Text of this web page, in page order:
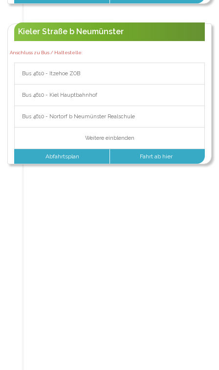
Kieler Straße b Neumünster
Anschluss zu Bus / Haltestelle:
Bus 4610 - Itzehoe ZOB
Bus 4610 - Kiel Hauptbahnhof
Bus 4610 - Nortorf b Neumünster Realschule
Weitere einblenden
Abfahrtsplan Fahrt ab hier